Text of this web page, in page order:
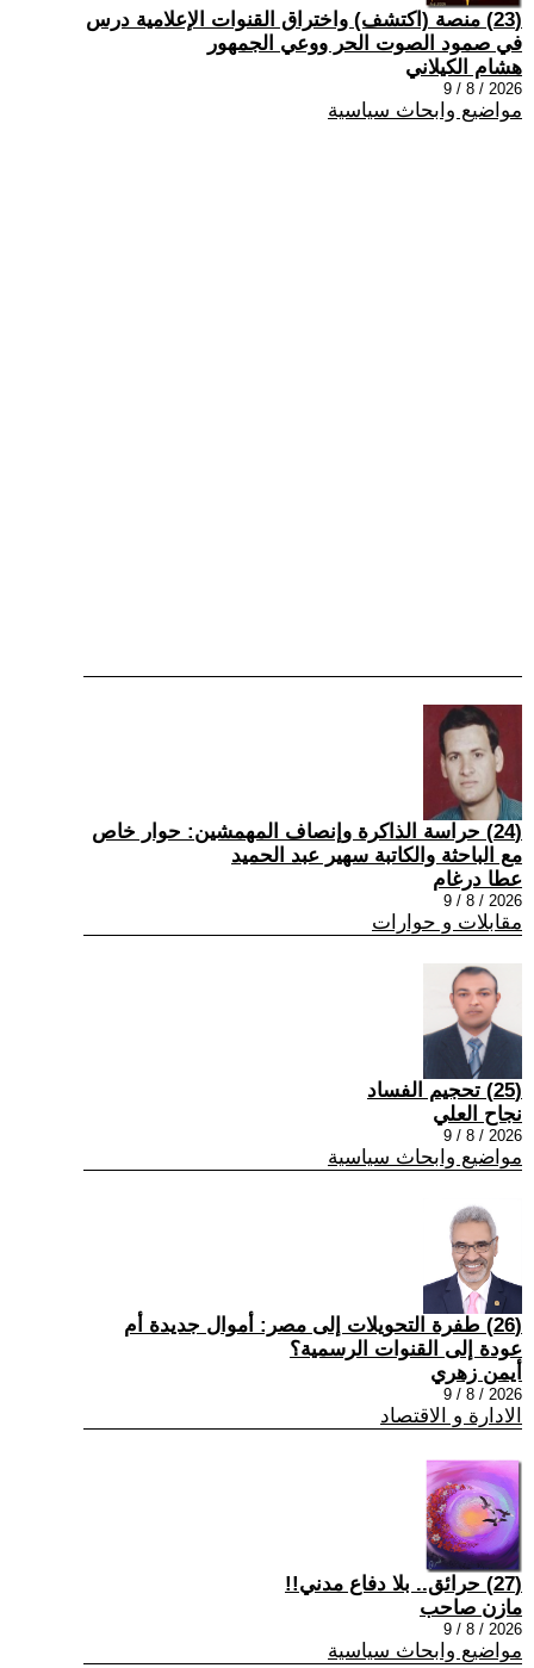
(23) منصة (اكتشف) واختراق القنوات الإعلامية درس
في صمود الصوت الحر ووعي الجمهور
هشام الكيلاني
2026 / 8 / 9
مواضيع وابحاث سياسية
(24) حراسة الذاكرة وإنصاف المهمشين: حوار خاص
مع الباحثة والكاتبة سهير عبد الحميد
عطا درغام
2026 / 8 / 9
مقابلات و حوارات
(25) تحجيم الفساد
نجاح العلي
2026 / 8 / 9
مواضيع وابحاث سياسية
(26) طفرة التحويلات إلى مصر: أموال جديدة أم
عودة إلى القنوات الرسمية؟
أيمن زهري
2026 / 8 / 9
الادارة و الاقتصاد
(27) حرائق.. بلا دفاع مدني!!
مازن صاحب
2026 / 8 / 9
مواضيع وابحاث سياسية